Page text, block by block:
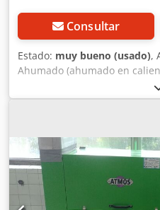
Consultar
Estado: muy bueno (usado),
Ahumado (ahumado en
calefacción, cocción, ducha,
vapor, etc. Circulación de
control de la temperatura
Acszluhdsaoha Se puede
momento